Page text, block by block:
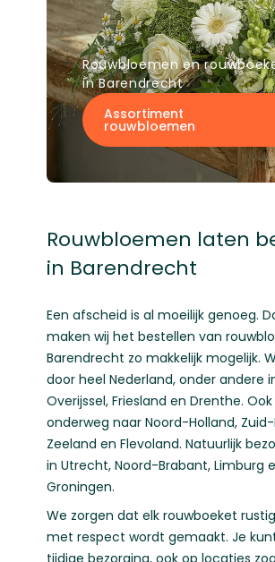
Rouwbloemen en
in Barendrecht
Assortiment
rouwbloemen
Rouwbloemen laten
in Barendrecht
Een afscheid is al moeilijk genoeg.
maken wij het bestellen van
Barendrecht zo makkelijk mogelijk.
door heel Nederland, onder andere
Overijssel, Friesland en Drenthe.
onderweg naar Noord-Holland,
Zeeland en Flevoland. Natuurlijk
in Utrecht, Noord-Brabant, Limburg
Groningen.
We zorgen dat elk rouwboeket
met respect wordt gemaakt. Je